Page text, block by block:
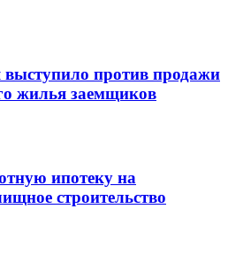
против продажи
жилья заемщиков
ипотеку на
строительство